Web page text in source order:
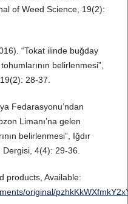
of Weed Science, 19(2):
“Tokat ilinde buğday
belirlenmesi”,
28-37.
Fedarasyonu’ndan
Limanı’na gelen
belirlenmesi”, Iğdır
4(4): 29-36.
products, Available:
original/